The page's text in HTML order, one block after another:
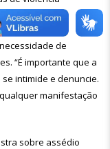
de
“É importante que a
intimide e denuncie.
manifestação
sobre assédio